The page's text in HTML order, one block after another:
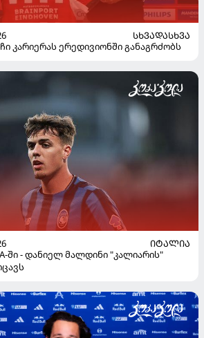
ᲡᲮᲕᲐᲓᲐᲡᲮᲕᲐ
კარიერას ერედივიონში განაგრძობს
ᲘᲢᲐᲚᲘᲐ
ში - დანიელ მალდინი "კალიარის"